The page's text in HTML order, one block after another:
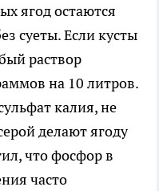
ягод остаются
суеты. Если кусты
раствор
на 10 литров.
калия, не
делают ягоду
что фосфор в
часто